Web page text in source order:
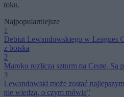
toku.
Najpopularniejsze
1
Debiut Lewandowskiego w Leagues
z boiska
2
Maroko rozlicza szturm na Ceutę. Są
3
Lewandowski może zostać
nie wiedzą, o czym mówią”